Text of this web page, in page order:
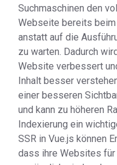
Suchmaschinen den
Webseite bereits
anstatt auf die
zu warten. Dadurch
Website verbessert
Inhalt besser
einer besseren
und kann zu höheren
Indexierung ein
SSR in Vue.js können
dass ihre Websites für